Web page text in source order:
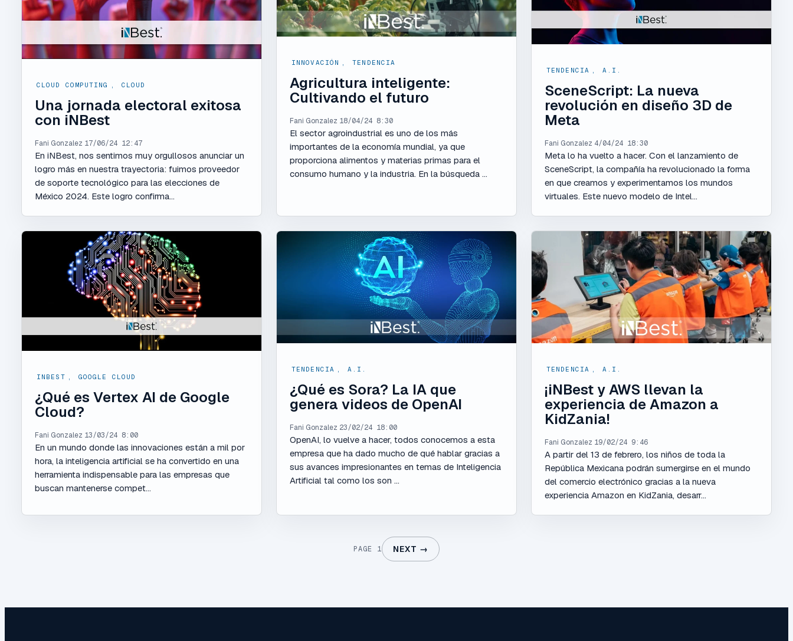
CLOUD COMPUTING , CLOUD
Una jornada electoral exitosa
con iNBest
Fani Gonzalez 17/06/24 12:47
En iNBest, nos sentimos muy orgullosos anunciar un
logro más en nuestra trayectoria: fuimos proveedor
de soporte tecnológico para las elecciones de
México 2024. Este logro confirma...
INNOVACIÓN TENDENCIA
Agricultura inteligente:
Cultivando el futuro
Fani Gonzalez 18/04/24 8:30
El sector agroindustrial es uno de los más
importantes de la economía mundial, ya que
proporciona alimentos y materias primas para el
consumo humano y la industria. En la búsqueda ...
TENDENCIA A.I.
SceneScript: La nueva
revolución en diseño 3D de
Meta
Fani Gonzalez 4/04/24 18:30
Meta lo ha vuelto a hacer. Con el lanzamiento de
SceneScript, la compañía ha revolucionado la forma
en que creamos y experimentamos los mundos
virtuales. Este nuevo modelo de Intel...
INBEST , GOOGLE CLOUD
¿Qué es Vertex AI de Google
Cloud?
Fani Gonzalez 13/03/24 8:00
En un mundo donde las innovaciones están a mil por
hora, la inteligencia artificial se ha convertido en una
herramienta indispensable para las empresas que
buscan mantenerse compet...
TENDENCIA , A.I.
¿Qué es Sora? La IA que
genera videos de OpenAI
Fani Gonzalez 23/02/24 18:00
OpenAI, lo vuelve a hacer, todos conocemos a esta
empresa que ha dado mucho de qué hablar gracias a
sus avances impresionantes en temas de Inteligencia
Artificial tal como los son ...
TENDENCIA , A.I.
¡iNBest y AWS llevan la
experiencia de Amazon a
KidZania!
Fani Gonzalez 19/02/24 9:46
A partir del 13 de febrero, los niños de toda la
República Mexicana podrán sumergirse en el mundo
del comercio electrónico gracias a la nueva
experiencia Amazon en KidZania, desarr...
PAGE 1 NEXT →